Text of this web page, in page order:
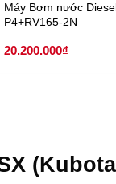
Máy Bơm nước
P4+RV165-2N
20.200.000₫